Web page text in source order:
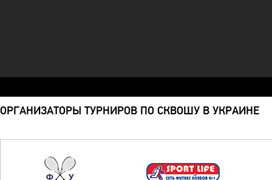
ОРГАНИЗАТОРЫ ТУРНИРОВ ПО СКВОШУ В УКРАИНЕ